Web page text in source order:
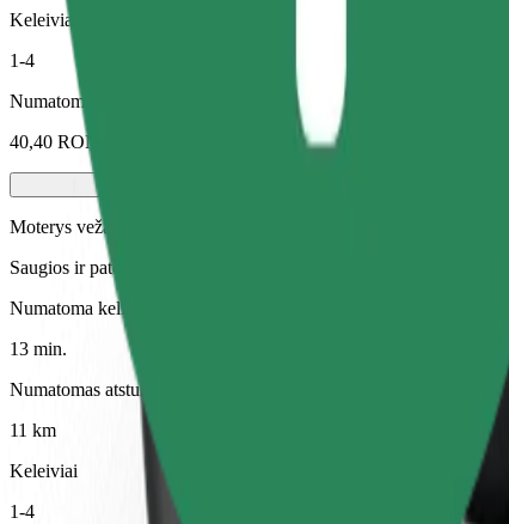
Keleiviai
1-4
Numatoma kaina
40,40 RON
Moterys veža moteris
Saugios ir patogios kelionės tik moterims (reikalingas patvirtinimas)
Numatoma kelionės trukmė
13 min.
Numatomas atstumas
11 km
Keleiviai
1-4